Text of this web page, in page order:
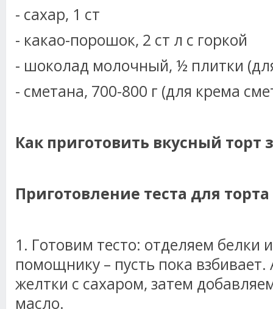
- сахар, 1 ст
- какао-порошок, 2 ст л с горкой
- шоколад молочный, ½ плитки
- сметана, 700-800 г (для крема
Как приготовить вкусный торт
Приготовление теста для
1. Готовим тесто: отделяем белки
помощнику – пусть пока
желтки с сахаром, затем
масло.